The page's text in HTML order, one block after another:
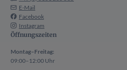
E-Mail
Facebook
Instagram
Öffnungszeiten
Montag–Freitag:
09:00–12:00 Uhr